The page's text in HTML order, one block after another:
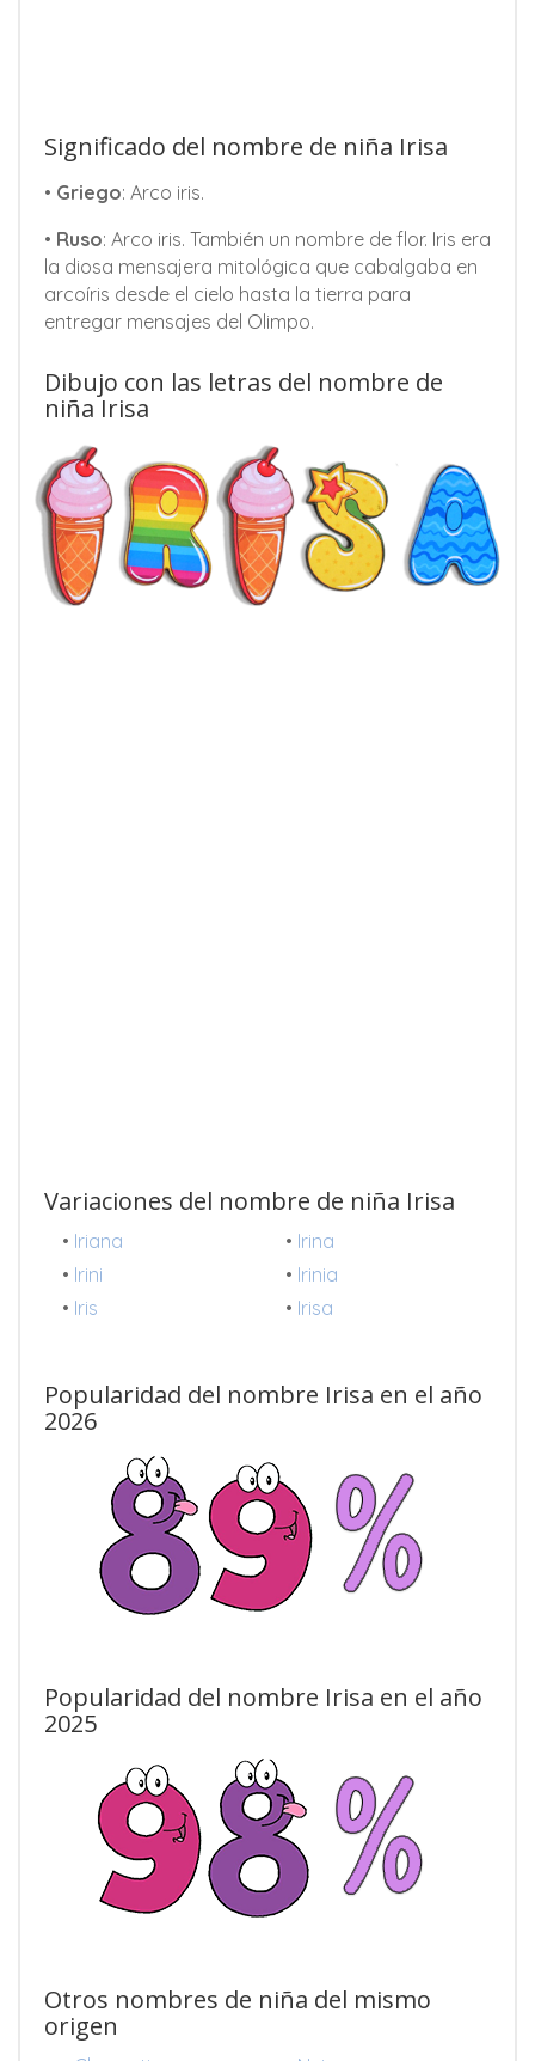
Significado del nombre de niña Irisa
• Griego: Arco iris.
• Ruso: Arco iris. También un nombre de flor. Iris era
la diosa mensajera mitológica que cabalgaba en
arcoíris desde el cielo hasta la tierra para
entregar mensajes del Olimpo.
Dibujo con las letras del nombre de
niña Irisa
Variaciones del nombre de niña Irisa
• Iriana • Irina
• Irini • Irinia
• Iris • Irisa
Popularidad del nombre Irisa en el año
2026
Popularidad del nombre Irisa en el año
2025
Otros nombres de niña del mismo
origen